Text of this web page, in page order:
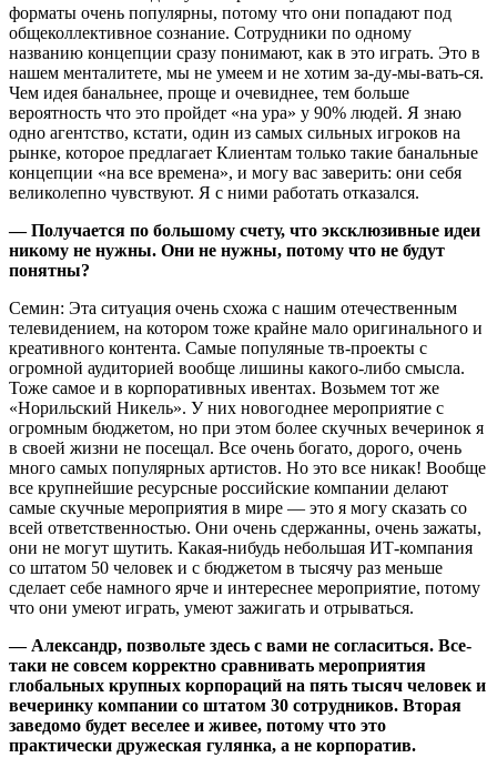
форматы очень популярны, потому что они попадают под
общеколлективное сознание. Сотрудники по одному
названию концепции сразу понимают, как в это играть. Это в
нашем менталитете, мы не умеем и не хотим за-ду-мы-вать-ся.
Чем идея банальнее, проще и очевиднее, тем больше
вероятность что это пройдет «на ура» у 90% людей. Я знаю
одно агентство, кстати, один из самых сильных игроков на
рынке, которое предлагает Клиентам только такие банальные
концепции «на все времена», и могу вас заверить: они себя
великолепно чувствуют. Я с ними работать отказался.
— Получается по большому счету, что эксклюзивные идеи
никому не нужны. Они не нужны, потому что не будут
понятны?
Семин: Эта ситуация очень схожа с нашим отечественным
телевидением, на котором тоже крайне мало оригинального и
креативного контента. Самые популяные тв-проекты с
огромной аудиторией вообще лишины какого-либо смысла.
Тоже самое и в корпоративных ивентах. Возьмем тот же
«Норильский Никель». У них новогоднее мероприятие с
огромным бюджетом, но при этом более скучных вечеринок я
в своей жизни не посещал. Все очень богато, дорого, очень
много самых популярных артистов. Но это все никак! Вообще
все крупнейшие ресурсные российские компании делают
самые скучные мероприятия в мире — это я могу сказать со
всей ответственностью. Они очень сдержанны, очень зажаты,
они не могут шутить. Какая-нибудь небольшая ИТ-компания
со штатом 50 человек и с бюджетом в тысячу раз меньше
сделает себе намного ярче и интереснее мероприятие, потому
что они умеют играть, умеют зажигать и отрываться.
— Александр, позвольте здесь с вами не согласиться. Все-
таки не совсем корректно сравнивать мероприятия
глобальных крупных корпораций на пять тысяч человек и
вечеринку компании со штатом 30 сотрудников. Вторая
заведомо будет веселее и живее, потому что это
практически дружеская гулянка, а не корпоратив.